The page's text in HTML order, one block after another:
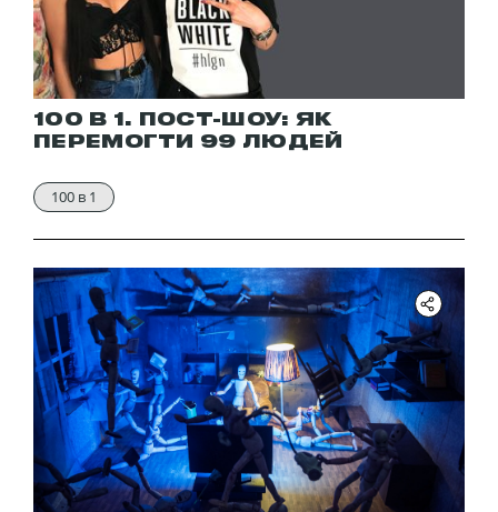
100 В 1. ПОСТ-ШОУ: ЯК
ПЕРЕМОГТИ 99 ЛЮДЕЙ
100 в 1